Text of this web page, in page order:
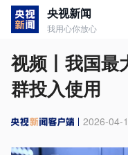
央视新闻
我用心你放心
视频丨我国最
群投入使用
2026-04-